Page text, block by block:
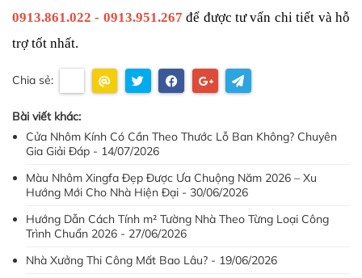
0913.861.022 - 0913.951.267 để được tư vấn chi tiết và hỗ
trợ tốt nhất.
Chia sẻ:
Bài viết khác:
Cửa Nhôm Kính Có Cần Theo Thước Lỗ Ban Không? Chuyên
Gia Giải Đáp - 14/07/2026
Màu Nhôm Xingfa Đẹp Được Ưa Chuộng Năm 2026 – Xu
Hướng Mới Cho Nhà Hiện Đại - 30/06/2026
Hướng Dẫn Cách Tính m² Tường Nhà Theo Từng Loại Công
Trình Chuẩn 2026 - 27/06/2026
Nhà Xưởng Thi Công Mất Bao Lâu? - 19/06/2026